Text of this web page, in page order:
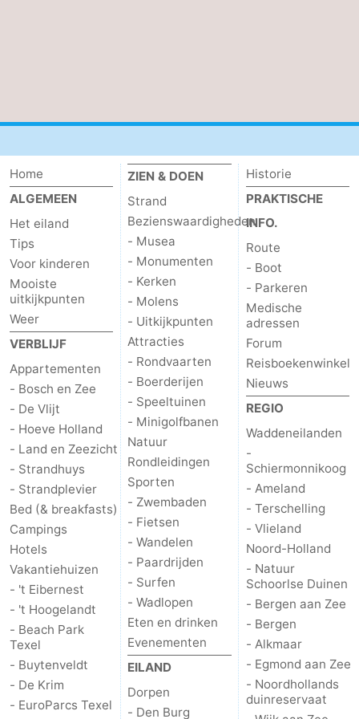
-
Ameland
-
Terschelling
-
Vlieland
Noord-
Natuur
Schoorlse
Duinen
-
Bergen
aan
Zee
-
Bergen
Alkmaar
Egmond
aan
Zee
-
Noordhollands
duinreservaat
-
Wijk
aan
Zee
-
Natuur
Zuid-
Kennermerland
-
Amsterdam
Haarlem
Home
ALGEMEEN
Het eiland
Tips
Voor kinderen
Mooiste
uitkijkpunten
Weer
VERBLIJF
Appartementen
- Bosch en Zee
- De Vlijt
- Hoeve Holland
- Land en Zeezicht
- Strandhuys
- Strandplevier
Bed (& breakfasts)
Campings
Hotels
Vakantiehuizen
- 't Eibernest
- 't Hoogelandt
- Beach Park
Texel
- Buytenveldt
- De Krim
- EuroParcs Texel
ZIEN & DOEN
Strand
Bezienswaardigheden
- Musea
- Monumenten
- Kerken
- Molens
- Uitkijkpunten
Attracties
- Rondvaarten
- Boerderijen
- Speeltuinen
- Minigolfbanen
Natuur
Rondleidingen
Sporten
- Zwembaden
- Fietsen
- Wandelen
- Paardrijden
- Surfen
- Wadlopen
Eten en drinken
Evenementen
EILAND
Dorpen
- Den Burg
Historie
PRAKTISCHE
INFO.
Route
- Boot
- Parkeren
Medische
adressen
Forum
Reisboekenwinkel
Nieuws
REGIO
Waddeneilanden
-
Schiermonnikoog
- Ameland
- Terschelling
- Vlieland
Noord-Holland
- Natuur
Schoorlse Duinen
- Bergen aan Zee
- Bergen
- Alkmaar
- Egmond aan Zee
- Noordhollands
duinreservaat